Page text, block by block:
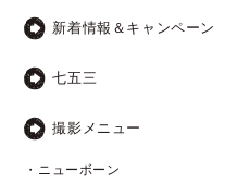
新着情報＆キャンペーン
七五三
撮影メニュー
・ニューボーン